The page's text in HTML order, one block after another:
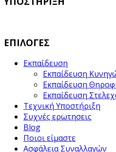
ΕΠΙΛΟΓΕΣ
Εκπαίδευση
Εκπαίδευση
Εκπαίδευση
Εκπαίδευση
Τεχνική Υποστήριξη
Συχνές ερωτησεις
Blog
Ποιοι είμαστε
Ασφάλεια Συναλλαγών